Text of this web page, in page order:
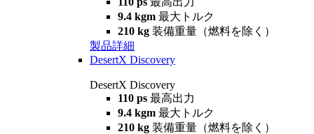
9.4 kgm 最大トルク
210 kg 装備重量（燃料を除く）
製品詳細
DesertX Discovery
DesertX Discovery
110 ps 最高出力
9.4 kgm 最大トルク
210 kg 装備重量（燃料を除く）